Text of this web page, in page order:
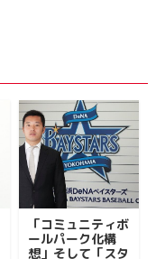
「コミュニティボ
ールパーク化構
想」そして「スタ